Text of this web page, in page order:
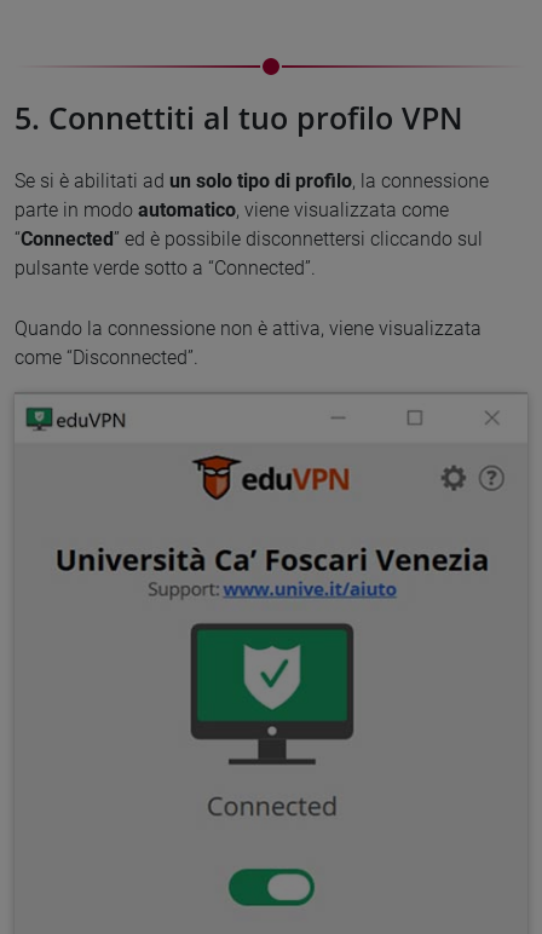
5. Connettiti al tuo profilo VPN
Se si è abilitati ad un solo tipo di profilo, la connessione
parte in modo automatico, viene visualizzata come
“Connected” ed è possibile disconnettersi cliccando sul
pulsante verde sotto a “Connected”.
Quando la connessione non è attiva, viene visualizzata
come “Disconnected”.